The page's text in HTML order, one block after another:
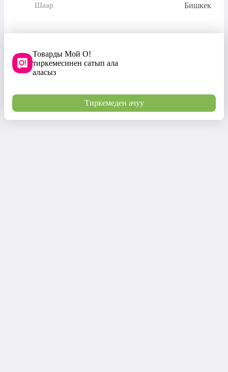
Шаар Бишкек
Товарды Мой О!
тиркемесинен сатып ала
аласыз
Тиркемеден ачуу